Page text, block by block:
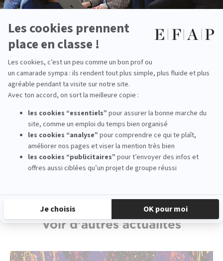
qui lutte contre le blanchiment des coraux, et Pangaea X, programme
portés par des jeunes.
Cette année, je représente Solidarité Marathon des Sables, association
mères célibataires du sud-est marocain dans leur alphabétisation,
grâce au sport et au lien social.J’apporte plus de 175 cahiers, des
paires de chaussures, ainsi que des stylos et feutres pour soutenir leur
mission.
Un grand merci à Valentin pour son témoignage et bravo à lui pour son
engagement et sa participation au Marathon des Sables Legendary !
‹ Actualité précedente Actualité suivante ›
Voir d'autres actualités